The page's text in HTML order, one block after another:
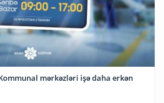
mərkəzləri işə daha erkən